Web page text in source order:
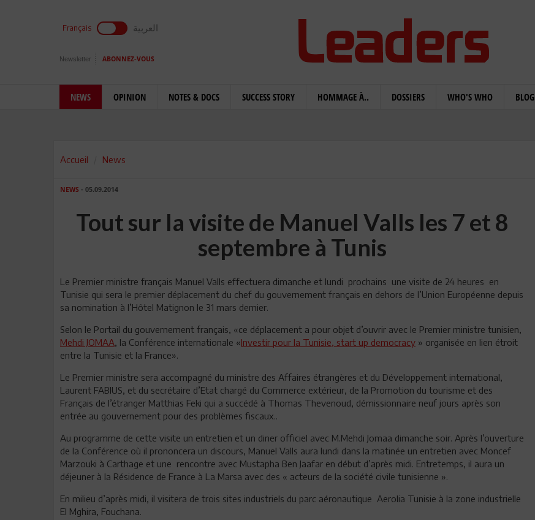
Français العربية
Newsletter ABONNEZ-VOUS
NEWS OPINION NOTES & DOCS SUCCESS STORY HOMMAGE À.. DOSSIERS WHO'S WHO BLOG
Accueil News
NEWS - 05.09.2014
Tout sur la visite de Manuel Valls les 7 et 8
septembre à Tunis
Le Premier ministre français Manuel Valls effectuera dimanche et lundi prochains une visite de 24 heures en
Tunisie qui sera le premier déplacement du chef du gouvernement français en dehors de l’Union Européenne depuis
sa nomination à l’Hôtel Matignon le 31 mars dernier.
Selon le Portail du gouvernement français, «ce déplacement a pour objet d’ouvrir avec le Premier ministre tunisien,
Mehdi JOMAA, la Conférence internationale «Investir pour la Tunisie, start up democracy » organisée en lien étroit
entre la Tunisie et la France».
Le Premier ministre sera accompagné du ministre des Affaires étrangères et du Développement international,
Laurent FABIUS, et du secrétaire d’Etat chargé du Commerce extérieur, de la Promotion du tourisme et des
Français de l’étranger Matthias Feki qui a succédé à Thomas Thevenoud, démissionnaire neuf jours après son
entrée au gouvernement pour des problèmes fiscaux..
Au programme de cette visite un entretien et un diner officiel avec M.Mehdi Jomaa dimanche soir. Après l’ouverture
de la Conférence où il prononcera un discours, Manuel Valls aura lundi dans la matinée un entretien avec Moncef
Marzouki à Carthage et une rencontre avec Mustapha Ben Jaafar en début d’après midi. Entretemps, il aura un
déjeuner à la Résidence de France à La Marsa avec des « acteurs de la société civile tunisienne ».
En milieu d’après midi, il visitera de trois sites industriels du parc aéronautique Aerolia Tunisie à la zone industrielle
El Mghira, Fouchana.